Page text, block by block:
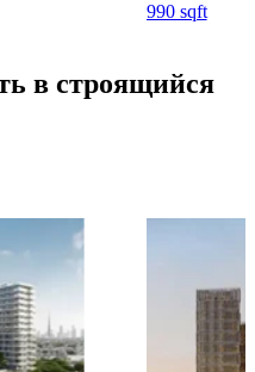
990 sqft
в строящийся